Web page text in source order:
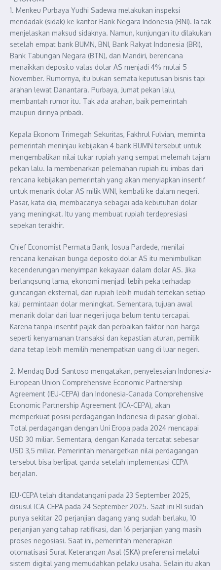
1. Menkeu Purbaya Yudhi Sadewa melakukan inspeksi
mendadak (sidak) ke kantor Bank Negara Indonesia (BNI). Ia tak
menjelaskan maksud sidaknya. Namun, kunjungan itu dilakukan
setelah empat bank BUMN, BNI, Bank Rakyat Indonesia (BRI),
Bank Tabungan Negara (BTN), dan Mandiri, berencana
menaikkan deposito valas dolar AS menjadi 4% mulai 5
November. Rumornya, itu bukan semata keputusan bisnis tapi
arahan lewat Danantara. Purbaya, Jumat pekan lalu,
membantah rumor itu. Tak ada arahan, baik pemerintah
maupun dirinya pribadi.
Kepala Ekonom Trimegah Sekuritas, Fakhrul Fulvian, meminta
pemerintah meninjau kebijakan 4 bank BUMN tersebut untuk
mengembalikan nilai tukar rupiah yang sempat melemah tajam
pekan lalu. Ia membenarkan pelemahan rupiah itu imbas dari
rencana kebijakan pemerintah yang akan menyiapkan insentif
untuk menarik dolar AS milik WNI, kembali ke dalam negeri.
Pasar, kata dia, membacanya sebagai ada kebutuhan dolar
yang meningkat. Itu yang membuat rupiah terdepresiasi
sepekan terakhir.
Chief Economist Permata Bank, Josua Pardede, menilai
rencana kenaikan bunga deposito dolar AS itu menimbulkan
kecenderungan menyimpan kekayaan dalam dolar AS. Jika
berlangsung lama, ekonomi menjadi lebih peka terhadap
guncangan eksternal, dan rupiah lebih mudah tertekan setiap
kali permintaan dolar meningkat. Sementara, tujuan awal
menarik dolar dari luar negeri juga belum tentu tercapai.
Karena tanpa insentif pajak dan perbaikan faktor non-harga
seperti kenyamanan transaksi dan kepastian aturan, pemilik
dana tetap lebih memilih menempatkan uang di luar negeri.
2. Mendag Budi Santoso mengatakan, penyelesaian Indonesia-
European Union Comprehensive Economic Partnership
Agreement (IEU-CEPA) dan Indonesia-Canada Comprehensive
Economic Partnership Agreement (ICA-CEPA), akan
memperkuat posisi perdagangan Indonesia di pasar global.
Total perdagangan dengan Uni Eropa pada 2024 mencapai
USD 30 miliar. Sementara, dengan Kanada tercatat sebesar
USD 3,5 miliar. Pemerintah menargetkan nilai perdagangan
tersebut bisa berlipat ganda setelah implementasi CEPA
berjalan.
IEU-CEPA telah ditandatangani pada 23 September 2025,
disusul ICA-CEPA pada 24 September 2025. Saat ini RI sudah
punya sekitar 20 perjanjian dagang yang sudah berlaku, 10
perjanjian yang tahap ratifikasi, dan 16 perjanjian yang masih
proses negosiasi. Saat ini, pemerintah menerapkan
otomatisasi Surat Keterangan Asal (SKA) preferensi melalui
sistem digital yang memudahkan pelaku usaha. Selain itu akan